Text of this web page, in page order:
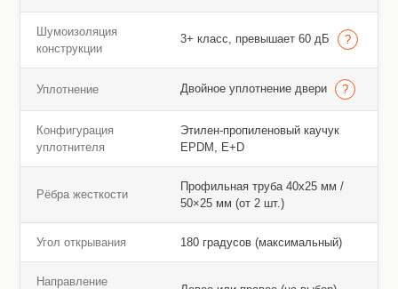
Шумоизоляция
конструкции
3+ класс, превышает 60 дБ
Уплотнение Двойное уплотнение двери
Конфигурация
уплотнителя
Этилен-пропиленовый каучук
EPDM, E+D
Рёбра жесткости
Профильная труба 40х25 мм /
50×25 мм (от 2 шт.)
Угол открывания 180 градусов (максимальный)
Направление